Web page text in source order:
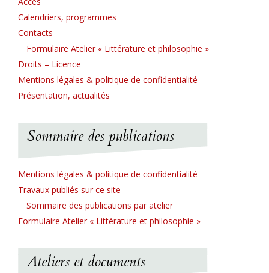
Calendriers, programmes
Contacts
Formulaire Atelier « Littérature et philosophie »
Droits – Licence
Mentions légales & politique de confidentialité
Présentation, actualités
Sommaire des publications
Mentions légales & politique de confidentialité
Travaux publiés sur ce site
Sommaire des publications par atelier
Formulaire Atelier « Littérature et philosophie »
Ateliers et documents